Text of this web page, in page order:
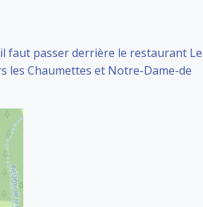
faut passer derrière le restaurant Le
les Chaumettes et Notre-Dame-de